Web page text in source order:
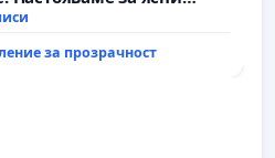
от “Елаците-МЕД” АД и от
норми!
за прозрачност